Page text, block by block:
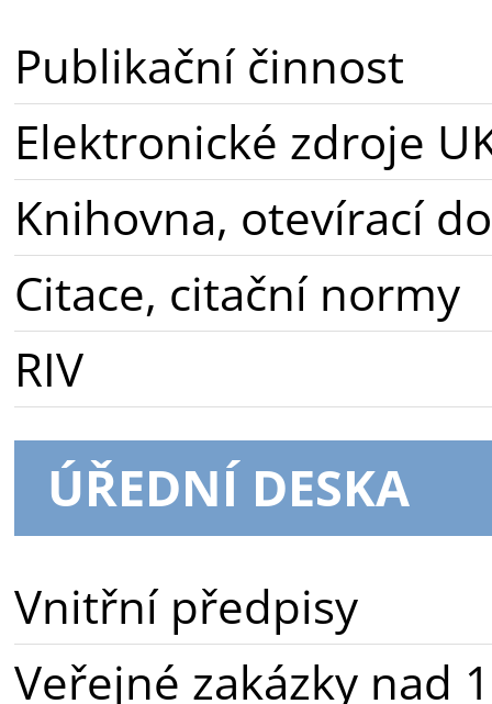
Publikační činnost
Elektronické zdroje
Knihovna, otevírací
Citace, citační normy
RIV
ÚŘEDNÍ DESKA
Vnitřní předpisy
Veřejné zakázky nad